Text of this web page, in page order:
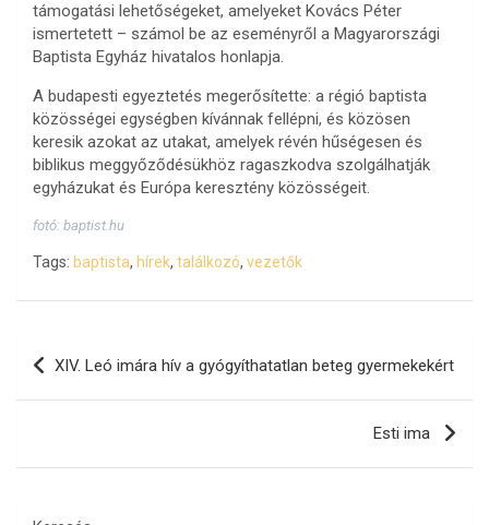
támogatási lehetőségeket, amelyeket Kovács Péter
ismertetett – számol be az eseményről a Magyarországi
Baptista Egyház hivatalos honlapja.
A budapesti egyeztetés megerősítette: a régió baptista
közösségei egységben kívánnak fellépni, és közösen
keresik azokat az utakat, amelyek révén hűségesen és
biblikus meggyőződésükhöz ragaszkodva szolgálhatják
egyházukat és Európa keresztény közösségeit.
fotó: baptist.hu
Tags: baptista, hírek, találkozó, vezetők
Bejegyzés
navigáció
XIV. Leó imára hív a gyógyíthatatlan beteg gyermekekért
Esti ima